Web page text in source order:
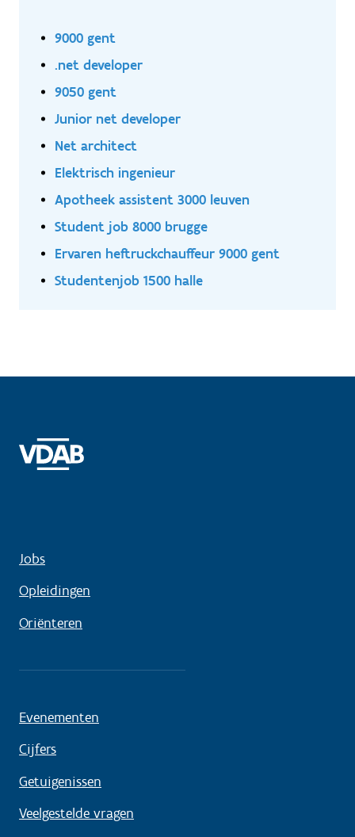
9000 gent
.net developer
9050 gent
Junior net developer
Net architect
Elektrisch ingenieur
Apotheek assistent 3000 leuven
Student job 8000 brugge
Ervaren heftruckchauffeur 9000 gent
Studentenjob 1500 halle
Jobs
Opleidingen
Oriënteren
Evenementen
Cijfers
Getuigenissen
Veelgestelde vragen